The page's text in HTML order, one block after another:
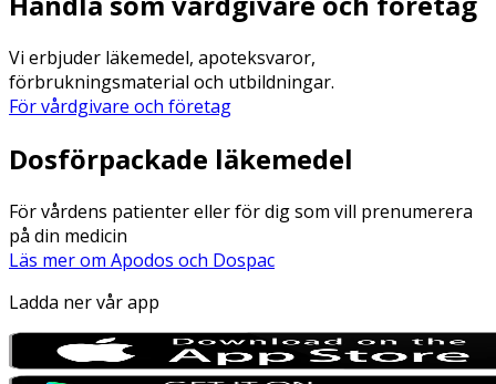
Vi erbjuder läkemedel, apoteksvaror,
förbrukningsmaterial och utbildningar.
För vårdgivare och företag
Dosförpackade läkemedel
För vårdens patienter eller för dig som vill prenumerera
på din medicin
Läs mer om Apodos och Dospac
Ladda ner vår app